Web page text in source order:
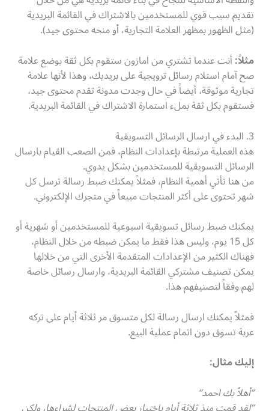
تقديم سبب قوي للمستخدمين بالاشتراك في القائمة البريدية
(مثل الظهور بمظهر العلامة التجارية، أو منحه محتوى جيد).
مثلاً:أنت عندما تشتري من امازون ستقوم بكل ثقة بوضع علامة
صح آمام استلام رسائل ترويجية على بريديك، وهذا لأنها علامة
تجارية موثوقة، أيضاً في حال وجدت مدونة تقدم محتوى جيد،
فستقوم بكل ثقة بملء استمارة الاشتراك في القائمة البريدية.
3. البدء في ارسال الرسائل التسويقية
هذه العملية مرتبطة بإعدادات النظام، فمن الصعب القيام بارسال
الرسائل التسويقية للمستخدمين بشكل يدوي.
من هنا تأتي أهمية النظام، فمثلاً يمكنك ضبط رسالة ترسل كل
شهر تحتوى على أكثر المنتجات مبيعاً في متجرك الإلكتروني.
يمكنك ضبط رسائل تسويقية اسبوعية للمستخدمين أو شهرية أو
كل 15 يوم، وليس هذا فقط ما يمكن ضبطه من خلال النظام،
فهناك الكثير من الإعدادات المتقدمة الأخرى التي من خلالها
يمكن تصنيف مشتركي القائمة البريدية، وارسال رسائل خاصة
لهم وفقاً لتصنيفهم هذا.
فمثلاً يمكنك ارسال رسالة لكل متسوق مر ثلاثة أيام على تركه
عربة تسوق دون اتمام عملية البيع.
إليك مثال:
“أهلاً بك احمد“